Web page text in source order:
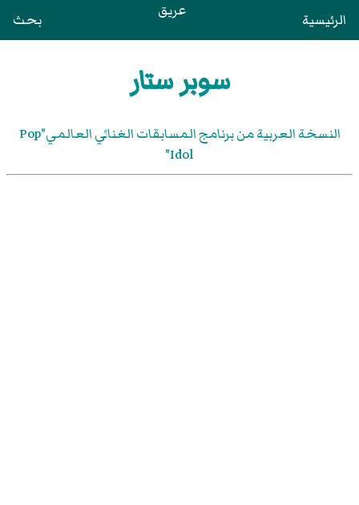
الرئيسية عريق بحث
سوبر ستار
النسخة العربية من برنامج المسابقات الغنائي العالمي"Pop
Idol"